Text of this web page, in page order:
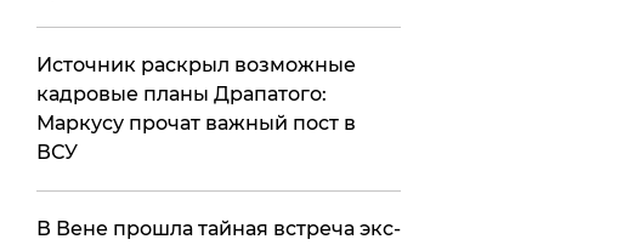
​Источник раскрыл возможные
кадровые планы Драпатого:
Маркусу прочат важный пост в
ВСУ
В Вене прошла тайная встреча экс-